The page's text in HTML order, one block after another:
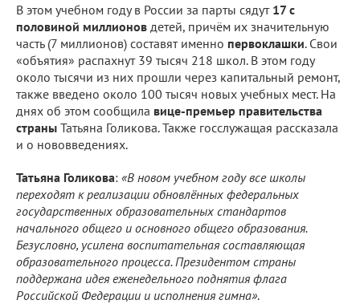
В этом учебном году в России за парты сядут 17 с
половиной миллионов детей, причём их значительную
часть (7 миллионов) составят именно первоклашки. Свои
«объятия» распахнут 39 тысяч 218 школ. В этом году
около тысячи из них прошли через капитальный ремонт,
также введено около 100 тысяч новых учебных мест. На
днях об этом сообщила вице-премьер правительства
страны Татьяна Голикова. Также госслужащая рассказала
и о нововведениях.
Татьяна Голикова: «В новом учебном году все школы
переходят к реализации обновлённых федеральных
государственных образовательных стандартов
начального общего и основного общего образования.
Безусловно, усилена воспитательная составляющая
образовательного процесса. Президентом страны
поддержана идея еженедельного поднятия флага
Российской Федерации и исполнения гимна».